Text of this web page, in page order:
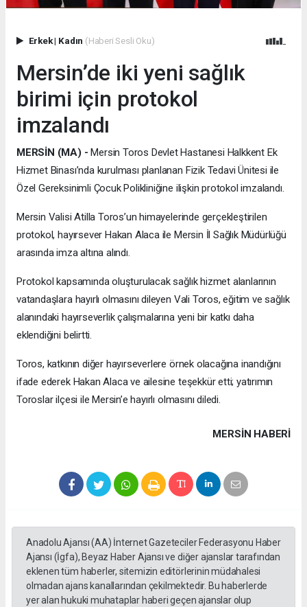
Erkek| Kadın (Haberi Sesli Oku)
Mersin’de iki yeni sağlık
birimi için protokol
imzalandı
MERSİN (MA) - Mersin Toros Devlet Hastanesi Halkkent Ek
Hizmet Binası’nda kurulması planlanan Fizik Tedavi Ünitesi ile
Özel Gereksinimli Çocuk Polikliniğine ilişkin protokol imzalandı.
Mersin Valisi Atilla Toros’un himayelerinde gerçekleştirilen
protokol, hayırsever Hakan Alaca ile Mersin İl Sağlık Müdürlüğü
arasında imza altına alındı.
Protokol kapsamında oluşturulacak sağlık hizmet alanlarının
vatandaşlara hayırlı olmasını dileyen Vali Toros, eğitim ve sağlık
alanındaki hayırseverlik çalışmalarına yeni bir katkı daha
eklendiğini belirtti.
Toros, katkının diğer hayırseverlere örnek olacağına inandığını
ifade ederek Hakan Alaca ve ailesine teşekkür etti; yatırımın
Toroslar ilçesi ile Mersin’e hayırlı olmasını diledi.
MERSIN HABERİ
Anadolu Ajansı (AA) İnternet Gazeteciler Federasyonu Haber
Ajansı (İgfa), Beyaz Haber Ajansı ve diğer ajanslar tarafından
eklenen tüm haberler, sitemizin editörlerinin müdahalesi
olmadan ajans kanallarından çekilmektedir. Bu haberlerde
yer alan hukuki muhataplar haberi geçen ajanslar olup